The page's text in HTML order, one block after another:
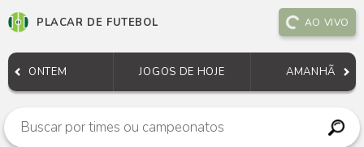
PLACAR DE FUTEBOL AO VIVO
ONTEM JOGOS DE HOJE AMANHÃ